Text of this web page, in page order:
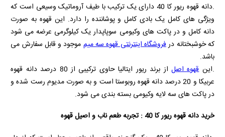
.دانه قهوه ریور کا 40 دارای یک ترکیب با طیف آروماتیک وسیعی است که
ویژگی های کامل یک بادی کامل و پوشاننده را دارد. این قهوه به صورت
دانه کامل و در پاکت های وکیومی سوپاپدار یک کیلوگرمی عرضه می شود
که خوشبختانه درفروشگاه اینترنتی قهوه سه میم موجود و قابل سفارش می
باشد.
.اینقهوه اصل
از برند ریور ایتالیا حاوی ترکیبی از 80 درصد دانه قهوه
عربیکا و 20 درصد دانه قهوه روبوستا است و به صورت مدیوم رست شده و
در پاکت های سه لایه وکیومی بسته بندی می شود.
خرید دانه قهوه ریور کا 40 : تجربه طعم ناب و اصیل قهوه